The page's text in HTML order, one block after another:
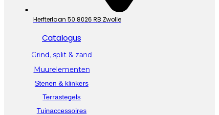
Herfterlaan 50 8026 RB Zwolle
Catalogus
Grind, split & zand
Muurelementen
Stenen & klinkers
Terrastegels
Tuinaccessoires